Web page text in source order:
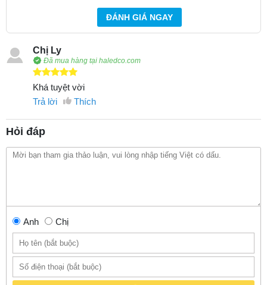
ĐÁNH GIÁ NGAY
Chị Ly
Đã mua hàng tại haledco.com
Khá tuyệt vời
Trả lời
Thích
Hỏi đáp
Anh Chị